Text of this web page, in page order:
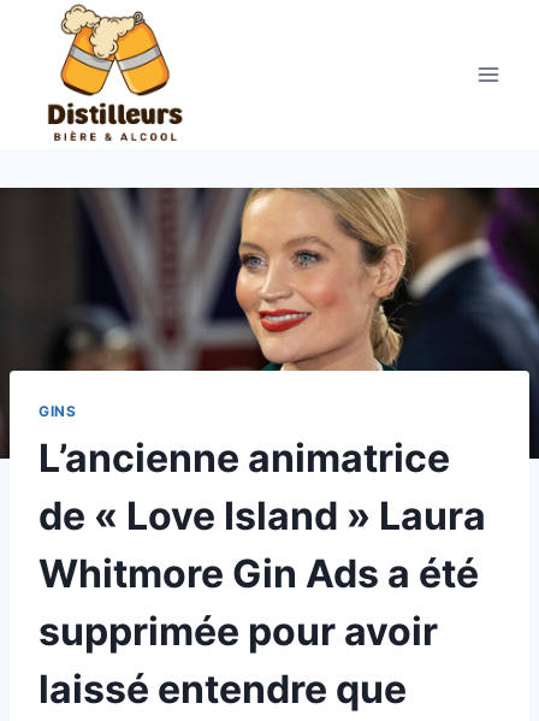
contenu
GINS
L’ancienne animatrice
de « Love Island » Laura
Whitmore Gin Ads a été
supprimée pour avoir
laissé entendre que